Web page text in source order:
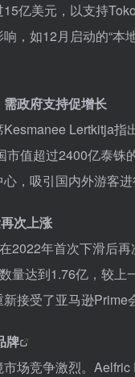
亿美元，以支持
，如12月启动的“
政府支持促增长
Lertkitja
市值超过2400亿泰
，吸引国内外游客
次上涨
2022年首次下滑后
量达到1.76亿，较
接受了亚马逊Prime
牌
场竞争激烈。